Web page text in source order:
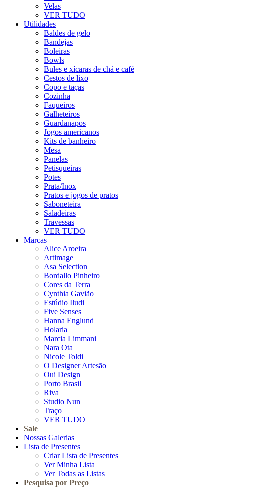
Velas
VER TUDO
Utilidades
Baldes de gelo
Bandejas
Boleiras
Bowls
Bules e xícaras de chá e café
Cestos de lixo
Copo e taças
Cozinha
Faqueiros
Galheteiros
Guardanapos
Jogos americanos
Kits de banheiro
Mesa
Panelas
Petisqueiras
Potes
Prata/Inox
Pratos e jogos de pratos
Saboneteira
Saladeiras
Travessas
VER TUDO
Marcas
Alice Aroeira
Artimage
Asa Selection
Bordallo Pinheiro
Cores da Terra
Cynthia Gavião
Estúdio Iludi
Five Senses
Hanna Englund
Holaria
Marcia Limmani
Nara Ota
Nicole Toldi
O Designer Artesão
Oui Design
Porto Brasil
Riva
Studio Nun
Traço
VER TUDO
Sale
Nossas Galerias
Lista de Presentes
Criar Lista de Presentes
Ver Minha Lista
Ver Todas as Listas
Pesquisa por Preço